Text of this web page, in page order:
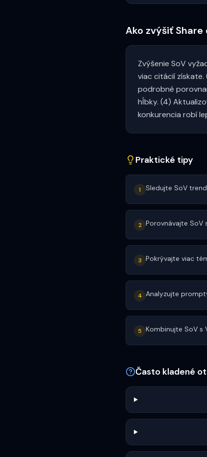
Ako zvýšiť Share
Zvýšenie SoV
viac citácií
podrobné
hĺbky. (4)
konkurencia robí
Praktické tipy
1 Sledujte SoV
2 Porovnávajte
3 Pokrývajte viac
4 Analyzujte
5 Kombinujte SoV s
Často kladené